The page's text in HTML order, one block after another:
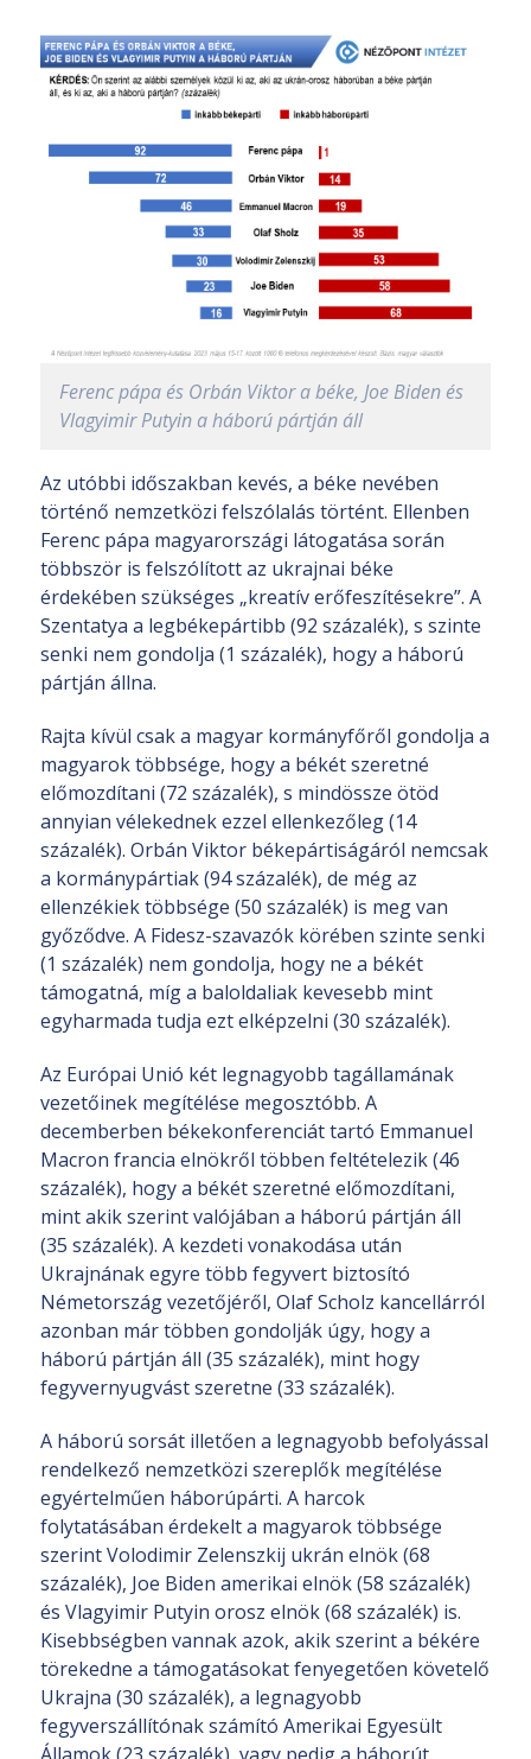
Ferenc pápa és Orbán Viktor a béke, Joe Biden és
Vlagyimir Putyin a háború pártján áll
Az utóbbi időszakban kevés, a béke nevében
történő nemzetközi felszólalás történt. Ellenben
Ferenc pápa magyarországi látogatása során
többször is felszólított az ukrajnai béke
érdekében szükséges „kreatív erőfeszítésekre”. A
Szentatya a legbékepártibb (92 százalék), s szinte
senki nem gondolja (1 százalék), hogy a háború
pártján állna.
Rajta kívül csak a magyar kormányfőről gondolja a
magyarok többsége, hogy a békét szeretné
előmozdítani (72 százalék), s mindössze ötöd
annyian vélekednek ezzel ellenkezőleg (14
százalék). Orbán Viktor békepártiságáról nemcsak
a kormánypártiak (94 százalék), de még az
ellenzékiek többsége (50 százalék) is meg van
győződve. A Fidesz-szavazók körében szinte senki
(1 százalék) nem gondolja, hogy ne a békét
támogatná, míg a baloldaliak kevesebb mint
egyharmada tudja ezt elképzelni (30 százalék).
Az Európai Unió két legnagyobb tagállamának
vezetőinek megítélése megosztóbb. A
decemberben békekonferenciát tartó Emmanuel
Macron francia elnökről többen feltételezik (46
százalék), hogy a békét szeretné előmozdítani,
mint akik szerint valójában a háború pártján áll
(35 százalék). A kezdeti vonakodása után
Ukrajnának egyre több fegyvert biztosító
Németország vezetőjéről, Olaf Scholz kancellárról
azonban már többen gondolják úgy, hogy a
háború pártján áll (35 százalék), mint hogy
fegyvernyugvást szeretne (33 százalék).
A háború sorsát illetően a legnagyobb befolyással
rendelkező nemzetközi szereplők megítélése
egyértelműen háborúpárti. A harcok
folytatásában érdekelt a magyarok többsége
szerint Volodimir Zelenszkij ukrán elnök (68
százalék), Joe Biden amerikai elnök (58 százalék)
és Vlagyimir Putyin orosz elnök (68 százalék) is.
Kisebbségben vannak azok, akik szerint a békére
törekedne a támogatásokat fenyegetően követelő
Ukrajna (30 százalék), a legnagyobb
fegyverszállítónak számító Amerikai Egyesült